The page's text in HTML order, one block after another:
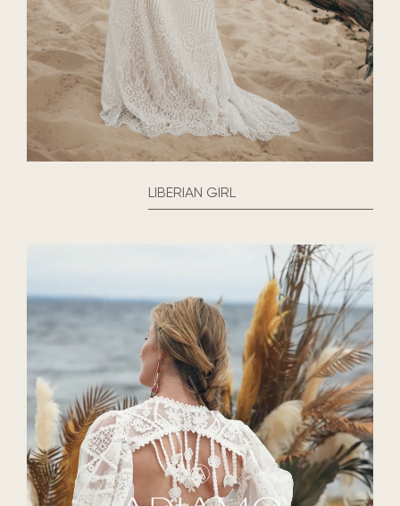
LIBERIAN GIRL